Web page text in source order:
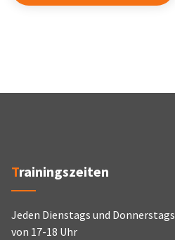
Trainingszeiten
Jeden Dienstags und Donnerstags
von 17-18 Uhr